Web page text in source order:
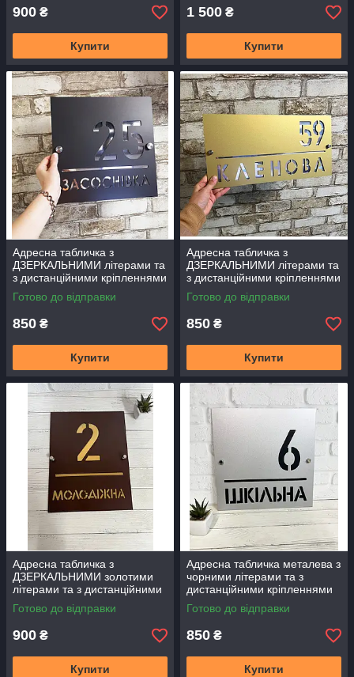
900 ₴
Купити
1 500 ₴
Купити
Адресна табличка з
ДЗЕРКАЛЬНИМИ літерами та
з дистанційними кріпленнями
Готово до відправки
850 ₴
Купити
Адресна табличка з
ДЗЕРКАЛЬНИМИ літерами та
з дистанційними кріпленнями
Готово до відправки
850 ₴
Купити
Адресна табличка з
ДЗЕРКАЛЬНИМИ золотими
літерами та з дистанційними
кріпленнями
Готово до відправки
900 ₴
Купити
Адресна табличка металева з
чорними літерами та з
дистанційними кріпленнями
Готово до відправки
850 ₴
Купити